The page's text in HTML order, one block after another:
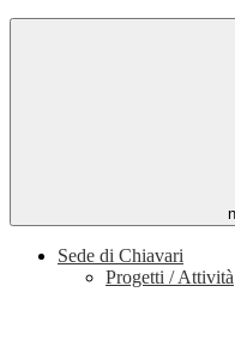
Sede di Chiavari
Progetti / Attività